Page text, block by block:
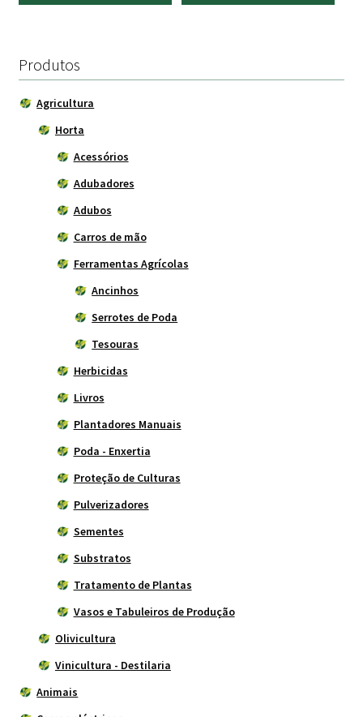
6.50 €
original atual
Produtos
Agricultura
Horta
Acessórios
Adubadores
Adubos
Carros de mão
Ferramentas Agrícolas
Ancinhos
Serrotes de Poda
Tesouras
Herbicidas
Livros
Plantadores Manuais
Poda - Enxertia
Proteção de Culturas
Pulverizadores
Sementes
Substratos
Tratamento de Plantas
Vasos e Tabuleiros de Produção
Olivicultura
Vinicultura - Destilaria
Animais